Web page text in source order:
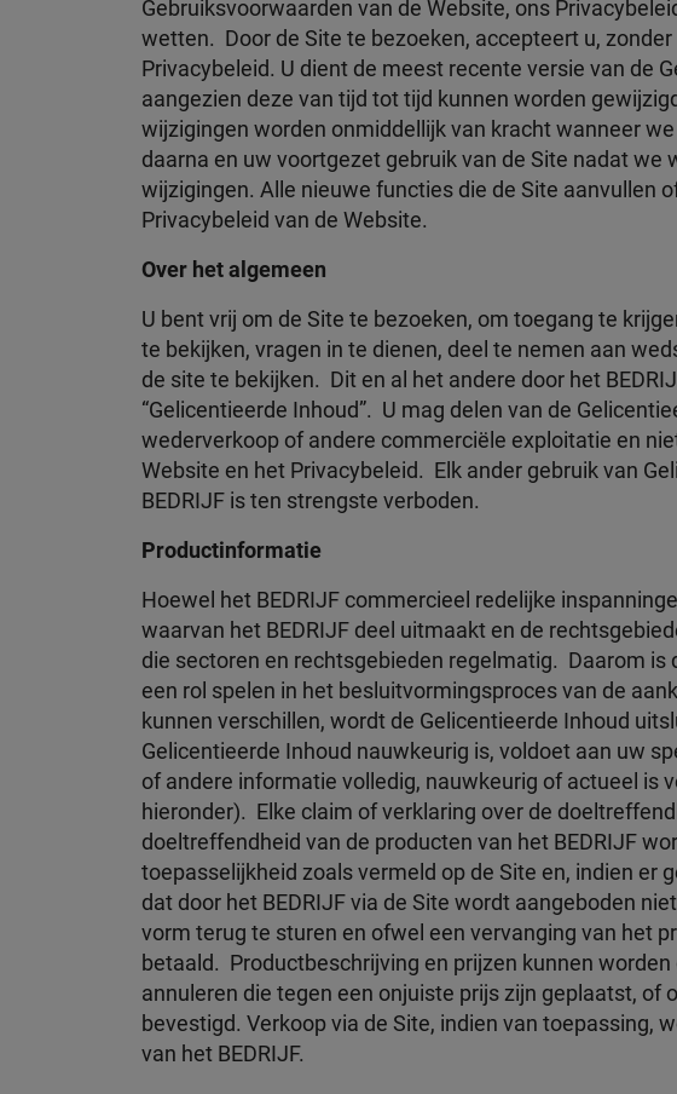
Gebruiksvoorwaarden van de Website, ons
wetten. Door de Site te bezoeken, accepteert u,
Privacybeleid. U dient de meest recente versie van de
aangezien deze van tijd tot tijd kunnen worden
wijzigingen worden onmiddellijk van kracht wanneer
daarna en uw voortgezet gebruik van de Site nadat
wijzigingen. Alle nieuwe functies die de Site aanvullen
Privacybeleid van de Website.
Over het algemeen
U bent vrij om de Site te bezoeken, om toegang te
te bekijken, vragen in te dienen, deel te nemen aan
de site te bekijken. Dit en al het andere door het
“Gelicentieerde Inhoud”. U mag delen van de
wederverkoop of andere commerciële exploitatie en
Website en het Privacybeleid. Elk ander gebruik van
BEDRIJF is ten strengste verboden.
Productinformatie
Hoewel het BEDRIJF commercieel redelijke
waarvan het BEDRIJF deel uitmaakt en de
die sectoren en rechtsgebieden regelmatig. Daarom
een rol spelen in het besluitvormingsproces van de
kunnen verschillen, wordt de Gelicentieerde Inhoud
Gelicentieerde Inhoud nauwkeurig is, voldoet aan uw
of andere informatie volledig, nauwkeurig of actueel is
hieronder). Elke claim of verklaring over de
doeltreffendheid van de producten van het BEDRIJF
toepasselijkheid zoals vermeld op de Site en, indien er
dat door het BEDRIJF via de Site wordt aangeboden
vorm terug te sturen en ofwel een vervanging van het
betaald. Productbeschrijving en prijzen kunnen
annuleren die tegen een onjuiste prijs zijn geplaatst,
bevestigd. Verkoop via de Site, indien van toepassing,
van het BEDRIJF.